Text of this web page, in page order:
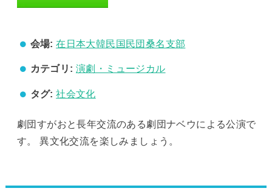
会場: 在日本大韓民国民団桑名支部
カテゴリ: 演劇・ミュージカル
タグ: 社会文化
劇団すがおと長年交流のある劇団ナベウによる公演で
す。 異文化交流を楽しみましょう。